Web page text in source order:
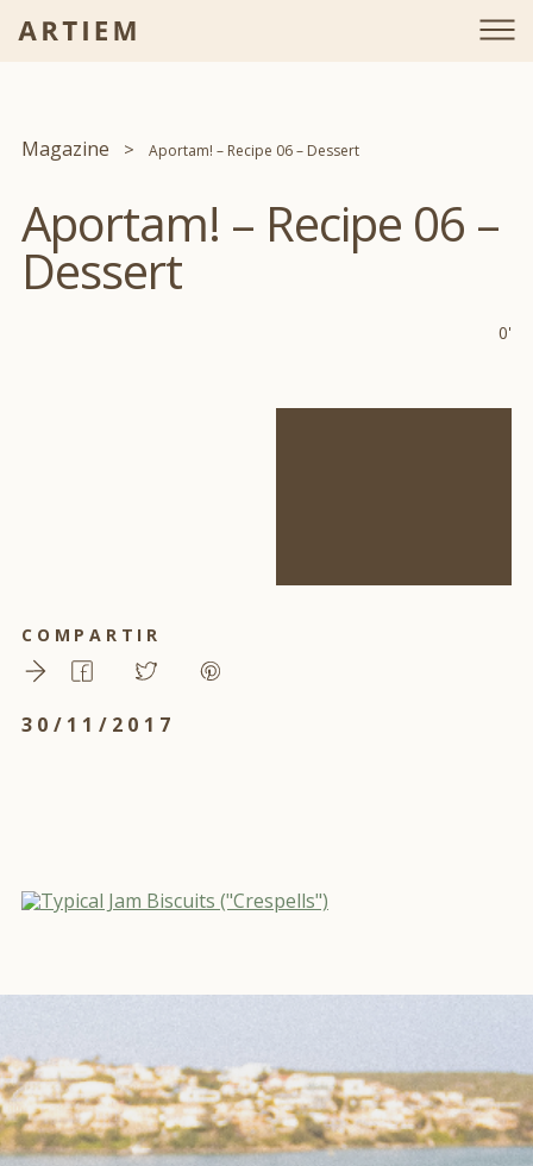
Magazine Aportam! – Recipe 06 – Dessert
Aportam! – Recipe 06 –
Dessert
COMPARTIR
30/11/2017
0'